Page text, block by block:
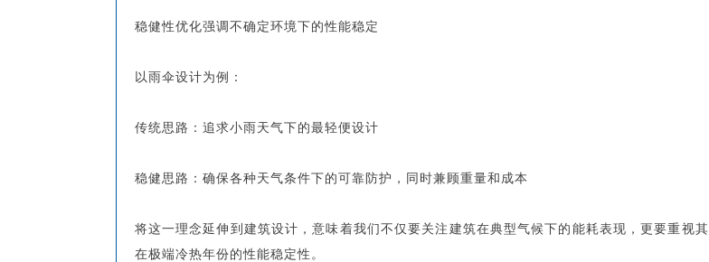
稳健性优化强调不确定环境下的性能稳定
以雨伞设计为例：
传统思路：追求小雨天气下的最轻便设计
稳健思路：确保各种天气条件下的可靠防护，同时兼顾重量和成本
将这一理念延伸到建筑设计，意味着我们不仅要关注建筑在典型气候下的能耗表现，更要重视其
在极端冷热年份的性能稳定性。